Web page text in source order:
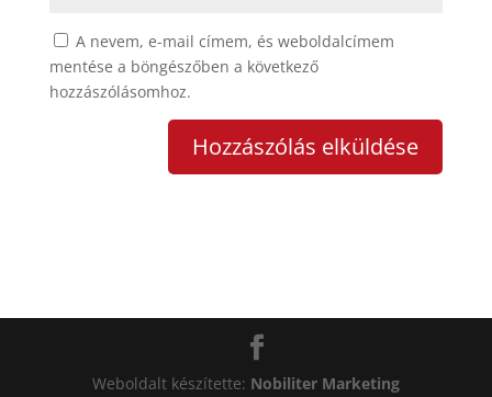
A nevem, e-mail címem, és weboldalcímem
mentése a böngészőben a következő
hozzászólásomhoz.
Weboldalt készítette: Nobiliter Marketing